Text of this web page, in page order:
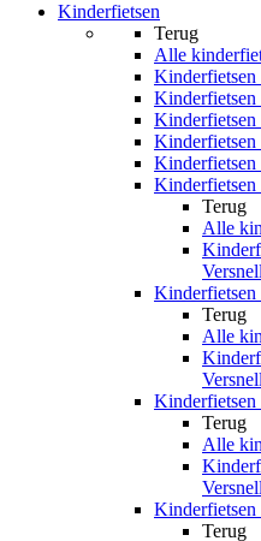
Kinderfietsen
Terug
Alle
Kinderfietsen
Kinderfietsen
Kinderfietsen
Kinderfietsen
Kinderfietsen
Kinderfietsen
Terug
Alle
Kinderfietsen
Terug
Alle
Kinderfietsen
Terug
Alle
Kinderfietsen
Terug